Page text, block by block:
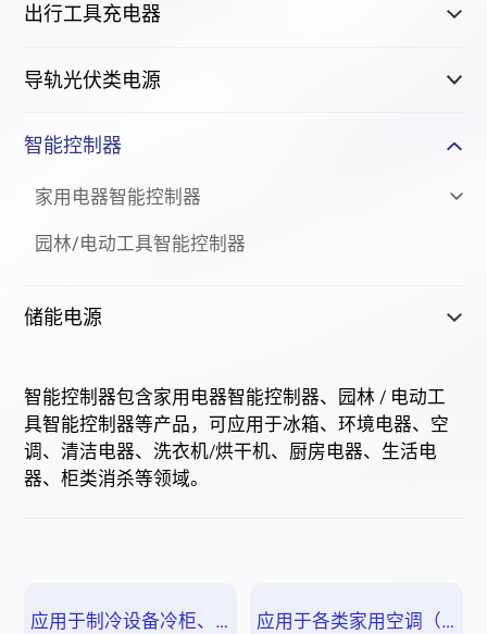
出行工具充电器
导轨光伏类电源
智能控制器
家用电器智能控制器
园林/电动工具智能控制器
储能电源
智能控制器包含家用电器智能控制器、园林 / 电动工
具智能控制器等产品，可应用于冰箱、环境电器、空
调、清洁电器、洗衣机/烘干机、厨房电器、生活电
器、柜类消杀等领域。
应用于制冷设备冷柜、冰箱等（风冷、直冷） 应用于各类家用空调（壁挂式、立柜式、窗式），商用空调、中央空调等